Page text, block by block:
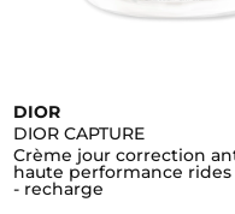
DIOR
DIOR CAPTURE
Crème jour correction
haute performance
- recharge